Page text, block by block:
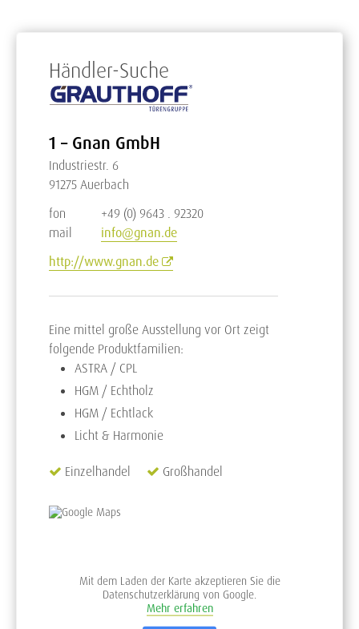
Händler-Suche
1 – Gnan GmbH
Industriestr. 6
91275 Auerbach
fon
+49 (0) 9643 . 92320
mail
info@gnan.de
http://www.gnan.de
Eine mittel große Ausstellung vor Ort zeigt
folgende Produktfamilien:
ASTRA / CPL
HGM / Echtholz
HGM / Echtlack
Licht & Harmonie
Einzelhandel Großhandel
Mit dem Laden der Karte akzeptieren Sie die
Datenschutzerklärung von Google.
Mehr erfahren